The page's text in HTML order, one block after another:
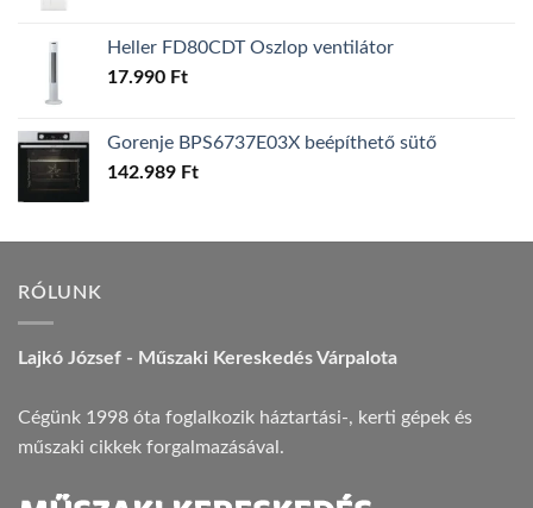
Heller FD80CDT Oszlop ventilátor
17.990 Ft
Gorenje BPS6737E03X beépíthető sütő
142.989 Ft
RÓLUNK
Lajkó József - Műszaki Kereskedés Várpalota
Cégünk 1998 óta foglalkozik háztartási-, kerti gépek és
műszaki cikkek forgalmazásával.